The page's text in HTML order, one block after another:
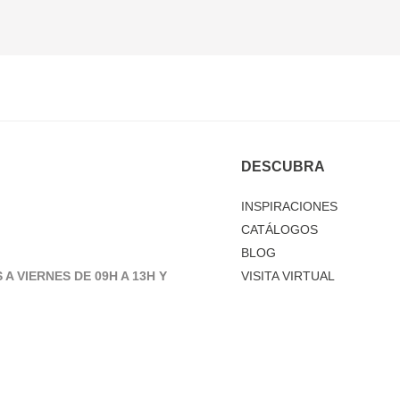
A VIERNES DE 09H A 13H Y
DESCUBRA
INSPIRACIONES
CATÁLOGOS
BLOG
VISITA VIRTUAL